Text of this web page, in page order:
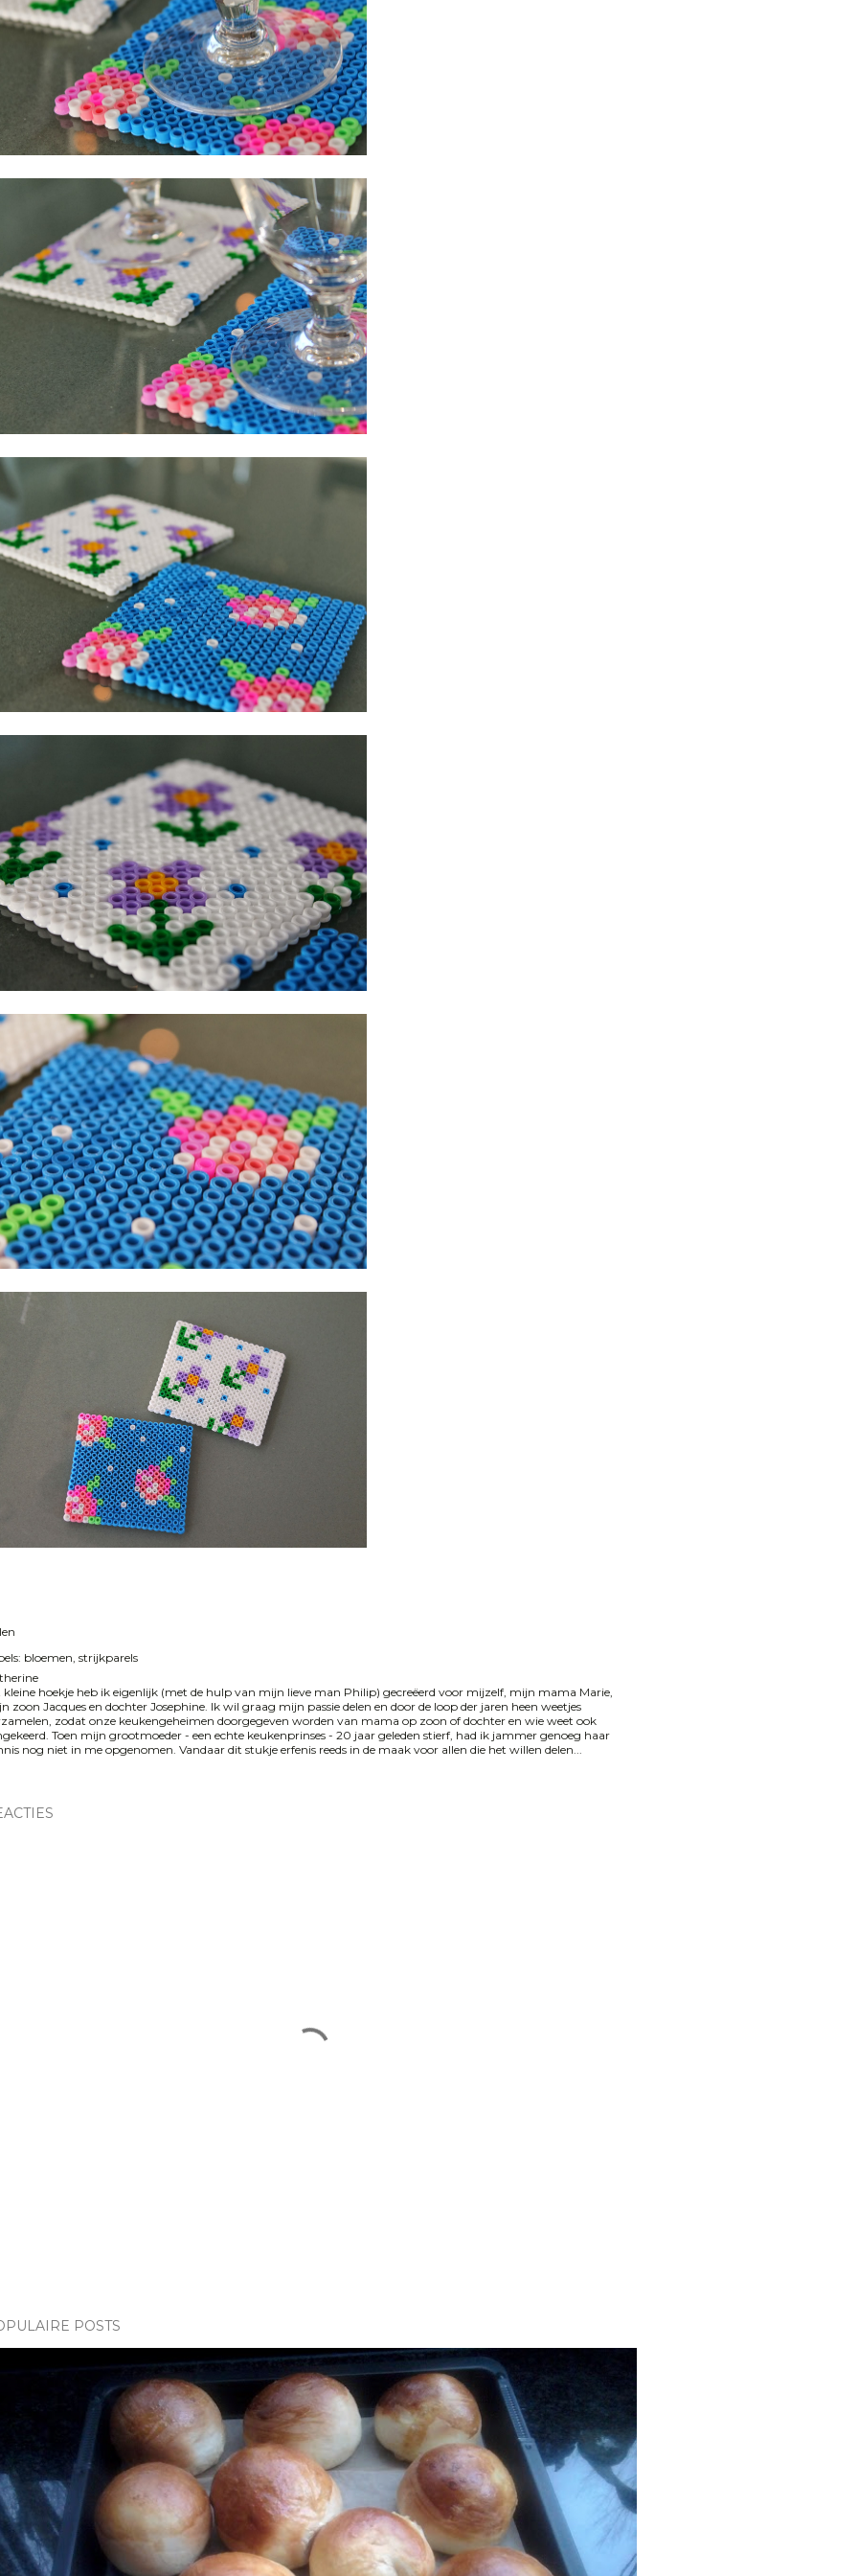
bloemen strijkparels
kleine hoekje heb ik eigenlijk (met de hulp van mijn lieve man Philip) gecreëerd voor mijzelf, mijn mama Marie,
zoon Jacques en dochter Josephine. Ik wil graag mijn passie delen en door de loop der jaren heen weetjes
zodat onze keukengeheimen doorgegeven worden van mama op zoon of dochter en wie weet ook
Toen mijn grootmoeder - een echte keukenprinses - 20 jaar geleden stierf, had ik jammer genoeg haar
nog niet in me opgenomen. Vandaar dit stukje erfenis reeds in de maak voor allen die het willen delen...
POSTS